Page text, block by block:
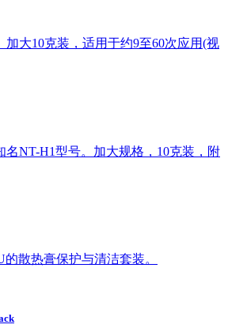
大10克装，适用于约9至60次应用(视
名NT-H1型号。加大规格，10克装，附
散热膏保护与清洁套装。